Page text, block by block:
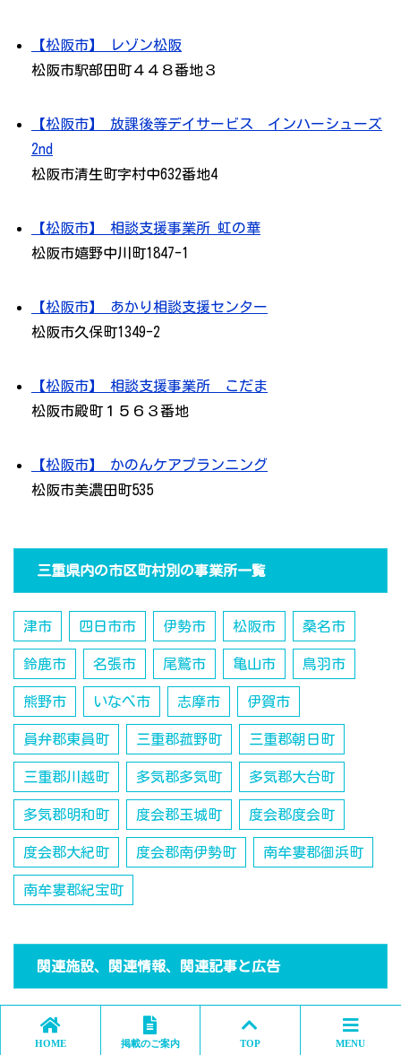
【松阪市】 レゾン松阪
松阪市駅部田町４４８番地３
【松阪市】 放課後等デイサービス インハーシューズ
2nd
松阪市清生町字村中632番地4
【松阪市】 相談支援事業所 虹の華
松阪市嬉野中川町1847-1
【松阪市】 あかり相談支援センター
松阪市久保町1349-2
【松阪市】 相談支援事業所 こだま
松阪市殿町１５６３番地
【松阪市】 かのんケアプランニング
松阪市美濃田町535
三重県内の市区町村別の事業所一覧
津市 四日市市 伊勢市 松阪市 桑名市
鈴鹿市 名張市 尾鷲市 亀山市 鳥羽市
熊野市 いなべ市 志摩市 伊賀市
員弁郡東員町 三重郡菰野町 三重郡朝日町
三重郡川越町 多気郡多気町 多気郡大台町
多気郡明和町 度会郡玉城町 度会郡度会町
度会郡大紀町 度会郡南伊勢町 南牟婁郡御浜町
南牟婁郡紀宝町
関連施設、関連情報、関連記事と広告
HOME 掲載のご案内 TOP MENU